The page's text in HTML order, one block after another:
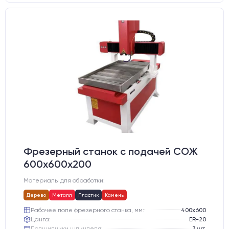
Фрезерный станок с подачей СОЖ
600х600х200
Материалы для обработки:
Дерево Металл Пластик Камень
Рабочее поле фрезерного станка, мм:
400х600
Цанга:
ER-20